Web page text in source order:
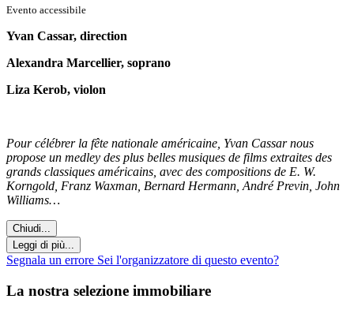
Evento accessibile
Yvan Cassar, direction
Alexandra Marcellier, soprano
Liza Kerob, violon
Pour célébrer la fête nationale américaine, Yvan Cassar nous
propose un medley des plus belles musiques de films extraites des
grands classiques américains, avec des compositions de E. W.
Korngold, Franz Waxman, Bernard Hermann, André Previn, John
Williams…
Chiudi...
Leggi di più...
Segnala un errore Sei l'organizzatore di questo evento?
La nostra selezione immobiliare